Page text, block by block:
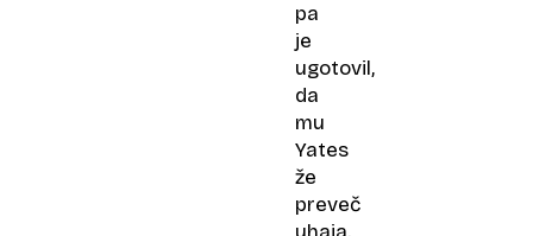
pa
je
ugotovil,
da
mu
Yates
že
preveč